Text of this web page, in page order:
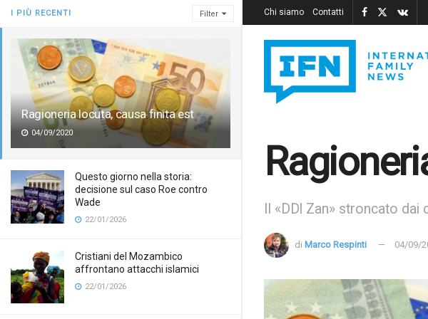
I PIÙ RECENTI Filter
Ragioneria locuta, causa finita est
04/09/2020
Questo giorno nella storia:
decisione sul caso Roe contro
Wade
22/01/2026
Cristiani del Mozambico
affrontano attacchi islamici
22/01/2026
Chi siamo Contatti
Il «DDl Zan» stroncato
di Marco Respinti 04/09/